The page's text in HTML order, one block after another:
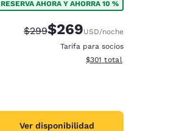
RESERVA AHORA Y AHORRA 10 %
Precio tachado:
$299Precio con descuento:
$269USD/noche
Tarifa para socios
Ver detalles del total
$301 total
Ver disponibilidad